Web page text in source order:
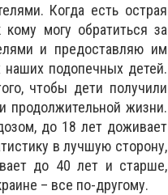
Когда есть острая
могу обратиться за
и предоставляю им
подопечных детей.
чтобы дети получили
продолжительной жизни.
до 18 лет доживает
в лучшую сторону,
до 40 лет и старше,
– все по-другому.